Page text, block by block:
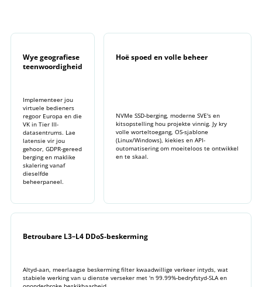
Wye geografiese
teenwoordigheid
Implementeer jou
virtuele bedieners
regoor Europa en die
VK in Tier III-
datasentrums. Lae
latensie vir jou
gehoor, GDPR-gereed
berging en maklike
skalering vanaf
dieselfde
beheerpaneel.
Hoë spoed en volle beheer
NVMe SSD-berging, moderne SVE's en
kitsopstelling hou projekte vinnig. Jy kry
volle worteltoegang, OS-sjablone
(Linux/Windows), kiekies en API-
outomatisering om moeiteloos te ontwikkel
en te skaal.
Betroubare L3–L4 DDoS-beskerming
Altyd-aan, meerlaagse beskerming filter kwaadwillige verkeer intyds, wat
stabiele werking van u dienste verseker met 'n 99.99%-bedryfstyd-SLA en